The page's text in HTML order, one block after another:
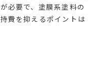
必要で、塗膜系塗料の
費を抑えるポイントは